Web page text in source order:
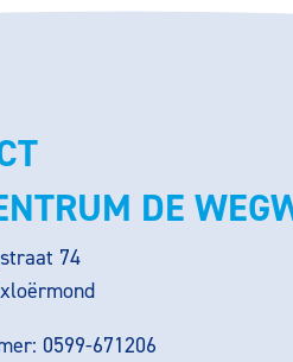
DE
74
0599-671206